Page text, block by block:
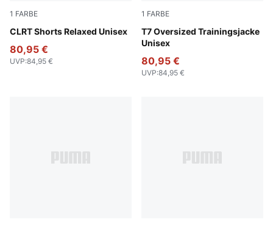
1 FARBE
CLRT Shorts Relaxed Unisex
Puma Black
80,95 €
UVP:84,95 €
1 FARBE
T7 Oversized Trainingsjacke
Unisex
Puma Black
80,95 €
UVP:84,95 €